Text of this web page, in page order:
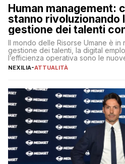
Human management:
stanno rivoluzionando
gestione dei talenti
Il mondo delle Risorse Umane è in
gestione dei talenti, la digital
l’efficienza operativa sono le
lavoro, d’altra parte, è sempre più
NEXILIA-ATTUALITÀ